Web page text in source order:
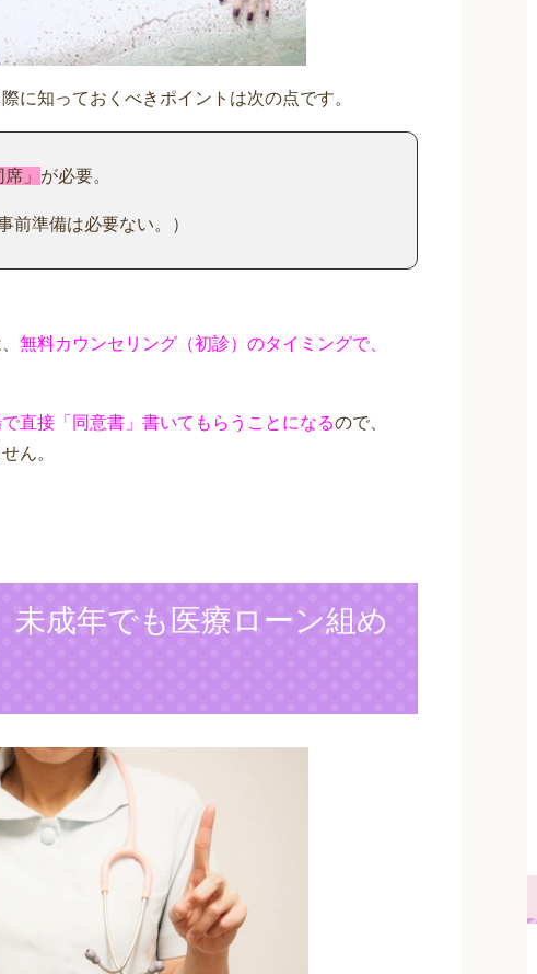
に知っておくべきポイントは次の点です。
」 が必要。
前準備は必要ない。）
無料カウンセリング（初診）のタイミングで、
直接「同意書」書いてもらうことになるので、
ん。
成年でも医療ローン組め